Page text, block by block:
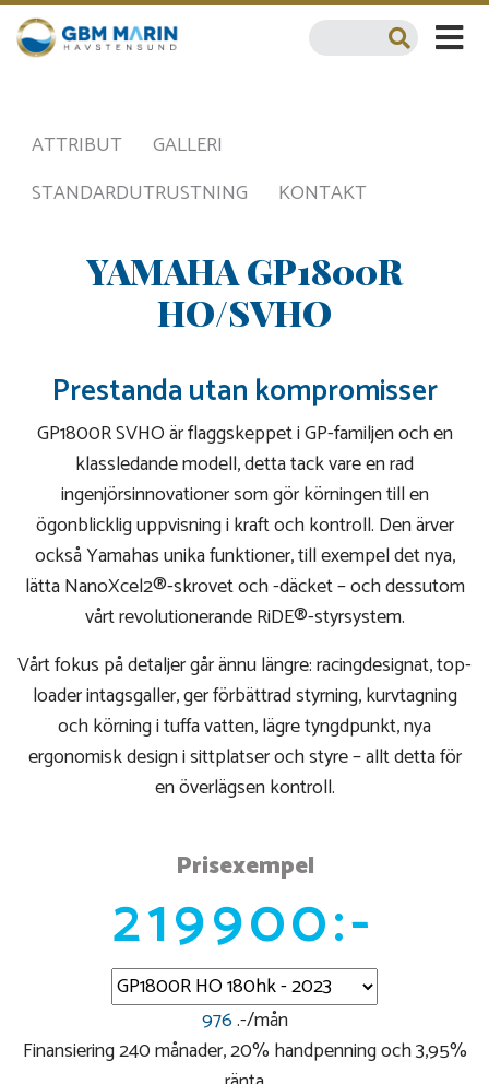
ATTRIBUT
GALLERI
STANDARDUTRUSTNING
KONTAKT
YAMAHA GP1800R
HO/SVHO
Prestanda utan kompromisser
GP1800R SVHO är flaggskeppet i GP-familjen och en
klassledande modell, detta tack vare en rad
ingenjörsinnovationer som gör körningen till en
ögonblicklig uppvisning i kraft och kontroll. Den ärver
också Yamahas unika funktioner, till exempel det nya,
lätta NanoXcel2®-skrovet och -däcket – och dessutom
vårt revolutionerande RiDE®-styrsystem.
Vårt fokus på detaljer går ännu längre: racingdesignat, top-
loader intagsgaller, ger förbättrad styrning, kurvtagning
och körning i tuffa vatten, lägre tyngdpunkt, nya
ergonomisk design i sittplatser och styre – allt detta för
en överlägsen kontroll.
Prisexempel
219900:-
976.-/mån
Finansiering 240 månader, 20% handpenning och 3,95%